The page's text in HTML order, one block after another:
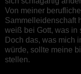
Von meiner
Sammelleidenschaft
weiß bei Gott, was in
Doch das, was mich
würde, sollte meine
stellen.